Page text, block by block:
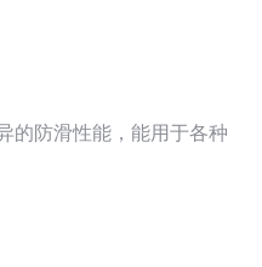
的防滑性能，能用于各种